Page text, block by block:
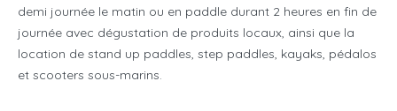
demi journée le matin ou en paddle durant 2 heures en fin de
journée avec dégustation de produits locaux, ainsi que la
location de stand up paddles, step paddles, kayaks, pédalos
et scooters sous-marins.